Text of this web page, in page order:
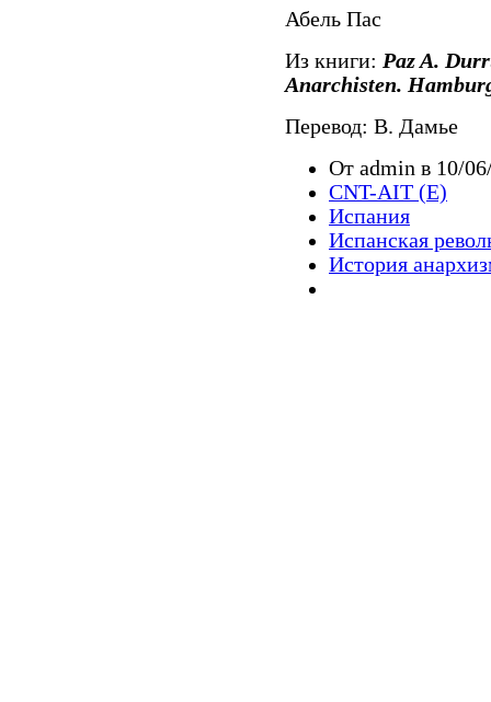
Абель Пас
Из книги: Paz A.
Anarchisten.
Перевод: В. Дамье
От admin в 10/
CNT-AIT (E)
Испания
Испанская
История